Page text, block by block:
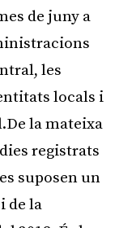
de juny a
les
locals i
la mateixa
registrats
suposen un
de la